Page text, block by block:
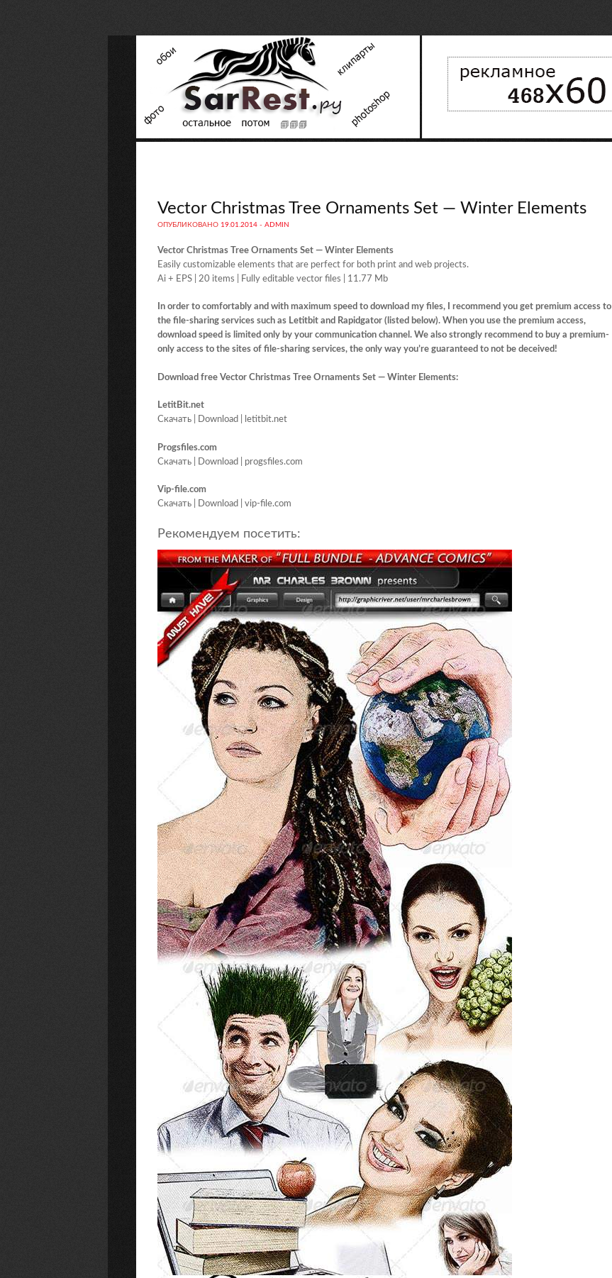
Vector Christmas Tree Ornaments Set — Winter Elements
ОПУБЛИКОВАНО 19.01.2014 - ADMIN
Vector Christmas Tree Ornaments Set — Winter Elements
Easily customizable elements that are perfect for both print and web projects.
Ai + EPS | 20 items | Fully editable vector files | 11.77 Mb
In order to comfortably and with maximum speed to download my files, I recommend you get premium access to
the file-sharing services such as Letitbit and Rapidgator (listed below). When you use the premium access,
download speed is limited only by your communication channel. We also strongly recommend to buy a premium-
only access to the sites of file-sharing services, the only way you’re guaranteed to not be deceived!
Download free Vector Christmas Tree Ornaments Set — Winter Elements:
LetitBit.net
Скачать | Download | letitbit.net
Progsfiles.com
Скачать | Download | progsfiles.com
Vip-file.com
Скачать | Download | vip-file.com
Рекомендуем посетить: